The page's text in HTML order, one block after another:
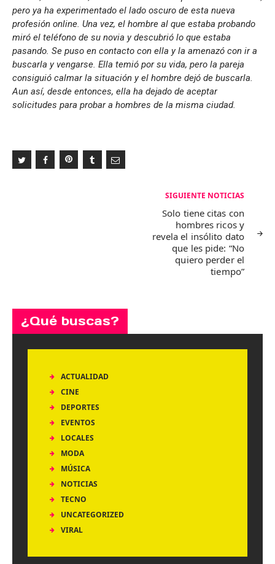
pero ya ha experimentado el lado oscuro de esta nueva
profesión online. Una vez, el hombre al que estaba probando
miró el teléfono de su novia y descubrió lo que estaba
pasando. Se puso en contacto con ella y la amenazó con ir a
buscarla y vengarse. Ella temió por su vida, pero la pareja
consiguió calmar la situación y el hombre dejó de buscarla.
Aun así, desde entonces, ella ha dejado de aceptar
solicitudes para probar a hombres de la misma ciudad.
SIGUIENTE NOTICIAS
Solo tiene citas con
hombres ricos y
revela el insólito dato
que les pide: “No
quiero perder el
tiempo”
¿Qué buscas?
ACTUALIDAD
CINE
DEPORTES
EVENTOS
LOCALES
MODA
MÚSICA
NOTICIAS
TECNO
UNCATEGORIZED
VIRAL